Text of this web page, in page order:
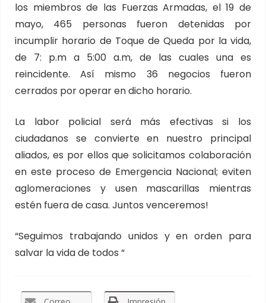
los miembros de las Fuerzas Armadas, el 19 de
mayo, 465 personas fueron detenidas por
incumplir horario de Toque de Queda por la vida,
de 7: p.m a 5:00 a.m, de las cuales una es
reincidente. Así mismo 36 negocios fueron
cerrados por operar en dicho horario.
La labor policial será más efectivas si los
ciudadanos se convierte en nuestro principal
aliados, es por ellos que solicitamos colaboración
en este proceso de Emergencia Nacional; eviten
aglomeraciones y usen mascarillas mientras
estén fuera de casa. Juntos venceremos!
“Seguimos trabajando unidos y en orden para
salvar la vida de todos “